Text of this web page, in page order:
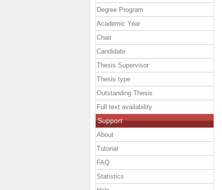
Degree Program
Academic Year
Chair
Candidate
Thesis Supervisor
Thesis type
Outstanding Thesis
Full text availability
Support
About
Tutorial
FAQ
Statistics